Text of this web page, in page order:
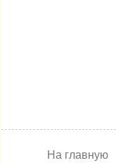
На главную